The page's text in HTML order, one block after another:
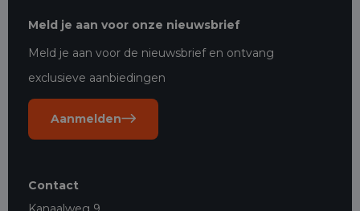
Meld je aan voor onze nieuwsbrief
Meld je aan voor de nieuwsbrief en ontvang
exclusieve aanbiedingen
Aanmelden
Contact